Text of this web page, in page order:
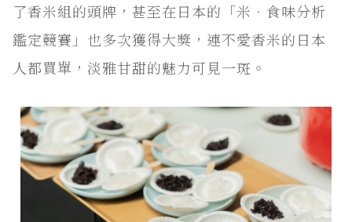
了香米組的頭牌，甚至在日本的「米．食味分析
鑑定競賽」也多次獲得大獎，連不愛香米的日本
人都買單，淡雅甘甜的魅力可見一斑。